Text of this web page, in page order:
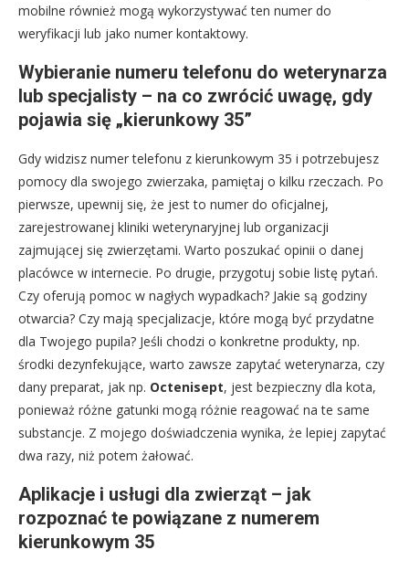
mobilne również mogą wykorzystywać ten numer do
weryfikacji lub jako numer kontaktowy.
Wybieranie numeru telefonu do weterynarza
lub specjalisty – na co zwrócić uwagę, gdy
pojawia się „kierunkowy 35”
Gdy widzisz numer telefonu z kierunkowym 35 i potrzebujesz
pomocy dla swojego zwierzaka, pamiętaj o kilku rzeczach. Po
pierwsze, upewnij się, że jest to numer do oficjalnej,
zarejestrowanej kliniki weterynaryjnej lub organizacji
zajmującej się zwierzętami. Warto poszukać opinii o danej
placówce w internecie. Po drugie, przygotuj sobie listę pytań.
Czy oferują pomoc w nagłych wypadkach? Jakie są godziny
otwarcia? Czy mają specjalizacje, które mogą być przydatne
dla Twojego pupila? Jeśli chodzi o konkretne produkty, np.
środki dezynfekujące, warto zawsze zapytać weterynarza, czy
dany preparat, jak np. Octenisept, jest bezpieczny dla kota,
ponieważ różne gatunki mogą różnie reagować na te same
substancje. Z mojego doświadczenia wynika, że lepiej zapytać
dwa razy, niż potem żałować.
Aplikacje i usługi dla zwierząt – jak
rozpoznać te powiązane z numerem
kierunkowym 35